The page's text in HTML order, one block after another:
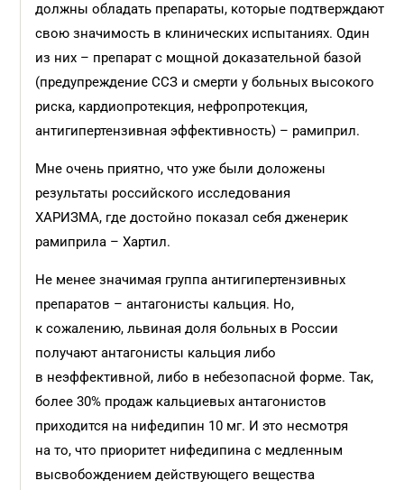
должны обладать препараты, которые подтверждают
свою значимость в клинических испытаниях. Один
из них – препарат с мощной доказательной базой
(предупреждение ССЗ и смерти у больных высокого
риска, кардиопротекция, нефропротекция,
антигипертензивная эффективность) – рамиприл.
Мне очень приятно, что уже были доложены
результаты российского исследования
ХАРИЗМА, где достойно показал себя дженерик
рамиприла – Хартил.
Не менее значимая группа антигипертензивных
препаратов – антагонисты кальция. Но,
к сожалению, львиная доля больных в России
получают антагонисты кальция либо
в неэффективной, либо в небезопасной форме. Так,
более 30% продаж кальциевых антагонистов
приходится на нифедипин 10 мг. И это несмотря
на то, что приоритет нифедипина с медленным
высвобождением действующего вещества